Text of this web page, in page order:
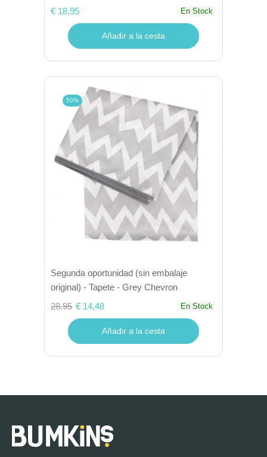
€ 18,95
En Stock
Añadir a la cesta
50%
Segunda oportunidad (sin embalaje
original) - Tapete - Grey Chevron
28.95 € 14,48 En Stock
Añadir a la cesta